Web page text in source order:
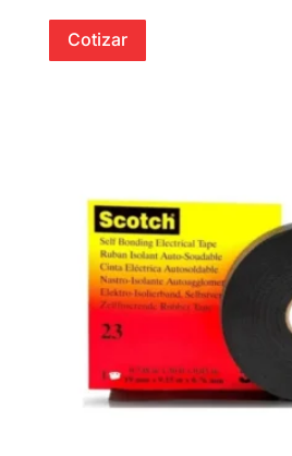
Cotizar